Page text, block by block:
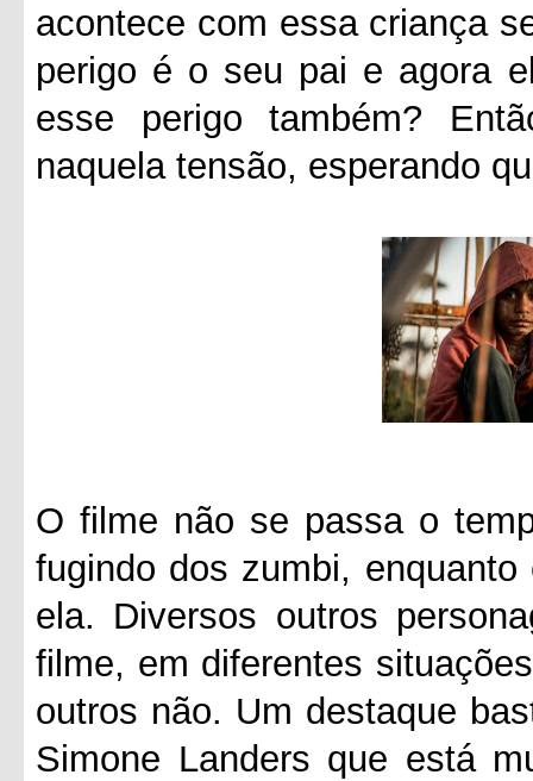
acontece com essa criança
perigo é o seu pai e agora
esse perigo também?
naquela tensão, esperando
O filme não se passa o
fugindo dos zumbi,
ela. Diversos outros
filme, em diferentes
outros não. Um destaque
Simone Landers que está